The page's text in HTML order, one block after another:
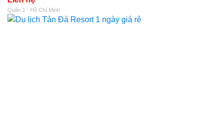
Quận 1 - Hồ Chí Minh